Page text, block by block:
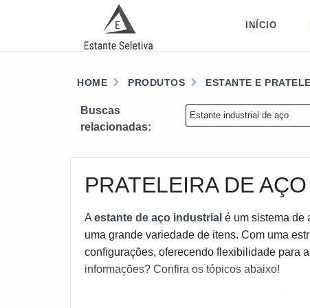
INÍCIO
HOME PRODUTOS ESTANTE E
Buscas
relacionadas:
Estante industrial de aço
PRATELEIRA DE
A estante de aço industrial é um sistema de
uma grande variedade de itens. Com uma
configurações, oferecendo flexibilidade para
informações? Confira os tópicos abaixo!